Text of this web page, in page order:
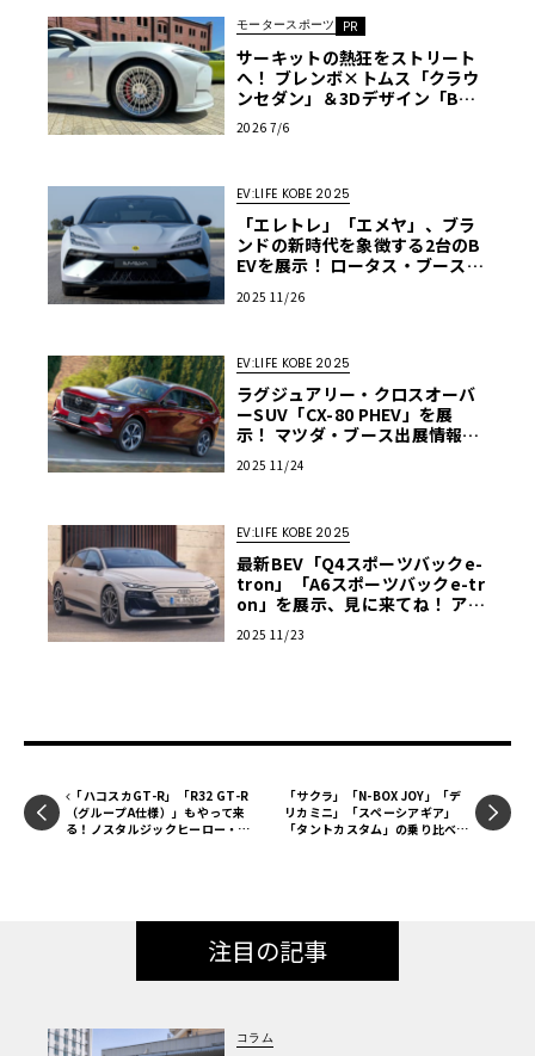
モータースポーツ PR
サーキットの熱狂をストリート
へ！ ブレンボ×トムス「クラウ
ンセダン」＆3Dデザイン「BM
W M2」最新ブレーキの全貌
2026 7/6
EV:LIFE KOBE 2025
「エレトレ」「エメヤ」、ブラ
ンドの新時代を象徴する2台のB
EVを展示！ ロータス・ブース出
2025 11/26
EV:LIFE KOBE 2025
ラグジュアリー・クロスオーバ
ーSUV「CX-80 PHEV」を展
示！ マツダ・ブース出展情報
2025 11/24
EV:LIFE KOBE 2025
最新BEV「Q4スポーツバックe-
tron」「A6スポーツバックe-tr
on」を展示、見に来てね！ アウ
KOBE 2025】
2025 11/23
「ハコスカGT-R」「R32 GT-R
（グループA仕様）」もやって来
る！ノスタルジックヒーロー・ブ
「サクラ」「N-BOX JOY」「デ
リカミニ」「スペーシアギア」
「タントカスタム」の乗り比べ試
注目の記事
コラム